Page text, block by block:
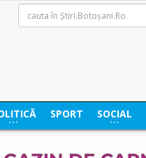
SPORT SOCIAL